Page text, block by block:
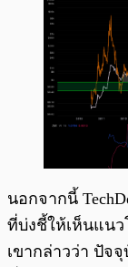
นอกจากนี้
ที่บ่งชี้ให้เห็นแน
เขากล่าวว่า ปัจ